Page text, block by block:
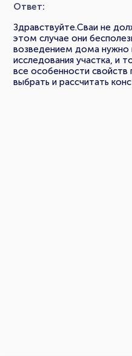
Ответ:
Здравствуйте.Сваи не
этом случае они
возведением дома нужно
исследования участка, и
все особенности свойств
выбрать и рассчитать